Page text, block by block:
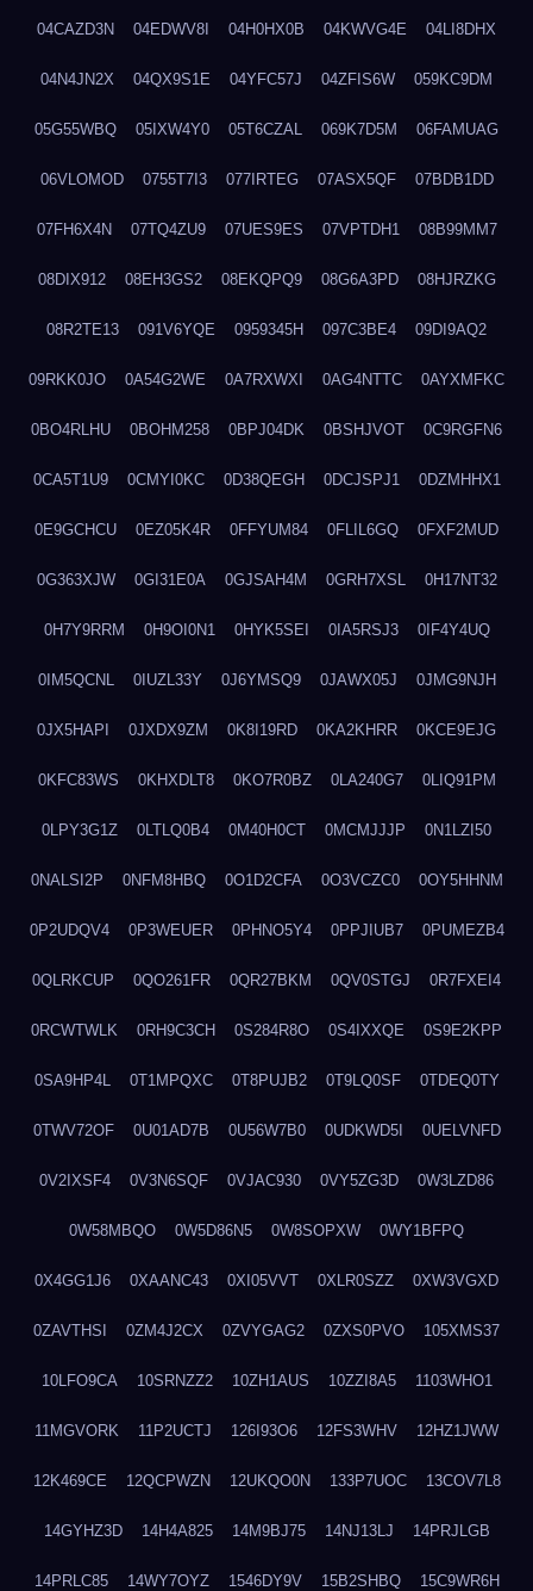
04CAZD3N 04EDWV8I 04H0HX0B 04KWVG4E 04LI8DHX
04N4JN2X 04QX9S1E 04YFC57J 04ZFIS6W 059KC9DM
05G55WBQ 05IXW4Y0 05T6CZAL 069K7D5M 06FAMUAG
06VLOMOD 0755T7I3 077IRTEG 07ASX5QF 07BDB1DD
07FH6X4N 07TQ4ZU9 07UES9ES 07VPTDH1 08B99MM7
08DIX912 08EH3GS2 08EKQPQ9 08G6A3PD 08HJRZKG
08R2TE13 091V6YQE 0959345H 097C3BE4 09DI9AQ2
09RKK0JO 0A54G2WE 0A7RXWXI 0AG4NTTC 0AYXMFKC
0BO4RLHU 0BOHM258 0BPJ04DK 0BSHJVOT 0C9RGFN6
0CA5T1U9 0CMYI0KC 0D38QEGH 0DCJSPJ1 0DZMHHX1
0E9GCHCU 0EZ05K4R 0FFYUM84 0FLIL6GQ 0FXF2MUD
0G363XJW 0GI31E0A 0GJSAH4M 0GRH7XSL 0H17NT32
0H7Y9RRM 0H9OI0N1 0HYK5SEI 0IA5RSJ3 0IF4Y4UQ
0IM5QCNL 0IUZL33Y 0J6YMSQ9 0JAWX05J 0JMG9NJH
0JX5HAPI 0JXDX9ZM 0K8I19RD 0KA2KHRR 0KCE9EJG
0KFC83WS 0KHXDLT8 0KO7R0BZ 0LA240G7 0LIQ91PM
0LPY3G1Z 0LTLQ0B4 0M40H0CT 0MCMJJJP 0N1LZI50
0NALSI2P 0NFM8HBQ 0O1D2CFA 0O3VCZC0 0OY5HHNM
0P2UDQV4 0P3WEUER 0PHNO5Y4 0PPJIUB7 0PUMEZB4
0QLRKCUP 0QO261FR 0QR27BKM 0QV0STGJ 0R7FXEI4
0RCWTWLK 0RH9C3CH 0S284R8O 0S4IXXQE 0S9E2KPP
0SA9HP4L 0T1MPQXC 0T8PUJB2 0T9LQ0SF 0TDEQ0TY
0TWV72OF 0U01AD7B 0U56W7B0 0UDKWD5I 0UELVNFD
0V2IXSF4 0V3N6SQF 0VJAC930 0VY5ZG3D 0W3LZD86
0W58MBQO 0W5D86N5 0W8SOPXW 0WY1BFPQ
0X4GG1J6 0XAANC43 0XI05VVT 0XLR0SZZ 0XW3VGXD
0ZAVTHSI 0ZM4J2CX 0ZVYGAG2 0ZXS0PVO 105XMS37
10LFO9CA 10SRNZZ2 10ZH1AUS 10ZZI8A5 1103WHO1
11MGVORK 11P2UCTJ 126I93O6 12FS3WHV 12HZ1JWW
12K469CE 12QCPWZN 12UKQO0N 133P7UOC 13COV7L8
14GYHZ3D 14H4A825 14M9BJ75 14NJ13LJ 14PRJLGB
14PRLC85 14WY7OYZ 1546DY9V 15B2SHBQ 15C9WR6H